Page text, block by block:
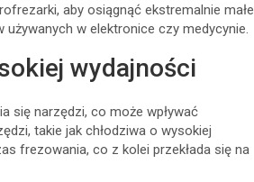
aby osiągnąć ekstremalnie małe
w elektronice czy medycynie.
wydajności
się narzędzi, co może wpływać
takie jak chłodziwa o wysokiej
frezowania, co z kolei przekłada się na